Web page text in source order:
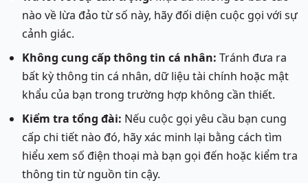
nào về lừa đảo từ số này, hãy đối diện cuộc gọi với sự
cảnh giác.
Không cung cấp thông tin cá nhân: Tránh đưa ra
bất kỳ thông tin cá nhân, dữ liệu tài chính hoặc mật
khẩu của bạn trong trường hợp không cần thiết.
Kiểm tra tổng đài: Nếu cuộc gọi yêu cầu bạn cung
cấp chi tiết nào đó, hãy xác minh lại bằng cách tìm
hiểu xem số điện thoại mà bạn gọi đến hoặc kiểm tra
thông tin từ nguồn tin cậy.